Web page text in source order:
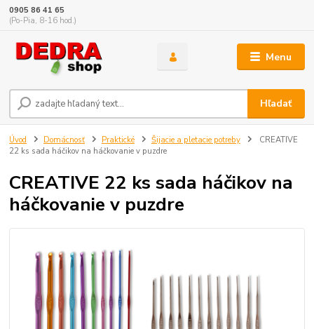
Menu
Hľadať
0905 86 41 65
(Po-Pia, 8-16 hod.)
Úvod Domácnosť Praktické Šijacie a pletacie potreby
CREATIVE
22 ks sada háčikov na háčkovanie v puzdre
CREATIVE 22 ks sada háčikov na
háčkovanie v puzdre